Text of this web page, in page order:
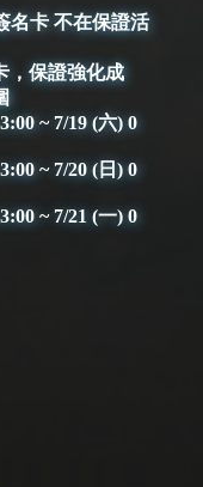
名卡 不在保證活
，保證強化成
~ 7/19 (六) 0
~ 7/20 (日) 0
~ 7/21 (一) 0